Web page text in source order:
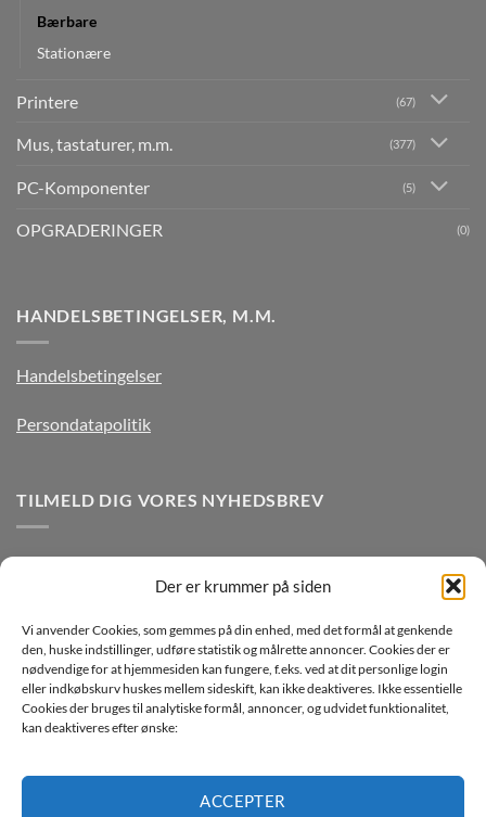
Der er krummer på siden
Vi anvender Cookies, som gemmes på din enhed, med det formål at genkende
den, huske indstillinger, udføre statistik og målrette annoncer. Cookies der er
nødvendige for at hjemmesiden kan fungere, f.eks. ved at dit personlige login
eller indkøbskurv huskes mellem sideskift, kan ikke deaktiveres. Ikke essentielle
Cookies der bruges til analytiske formål, annoncer, og udvidet funktionalitet,
kan deaktiveres efter ønske:
ACCEPTER
Bærbare
Stationære
Printere (67)
Mus, tastaturer, m.m. (377)
PC-Komponenter (5)
OPGRADERINGER (0)
HANDELSBETINGELSER, M.M.
Handelsbetingelser
Persondatapolitik
TILMELD DIG VORES NYHEDSBREV
Jeg ønsker at modtage mails fra TJdata!